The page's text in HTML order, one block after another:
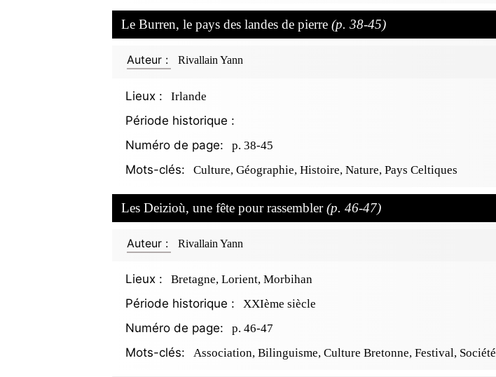
Le Burren, le pays des landes de pierre (p. 38-45)
Auteur : Rivallain Yann
Lieux : Irlande
Période historique :
Numéro de page:
p. 38-45
Mots-clés: Culture, Géographie, Histoire, Nature, Pays Celtiques
Les Deizioù, une fête pour rassembler(p. 46-47)
Auteur : Rivallain Yann
Lieux : Bretagne, Lorient, Morbihan
Période historique : XXIème siècle
Numéro de page: p. 46-47
Mots-clés: Association, Bilinguisme, Culture Bretonne, Festival, Société